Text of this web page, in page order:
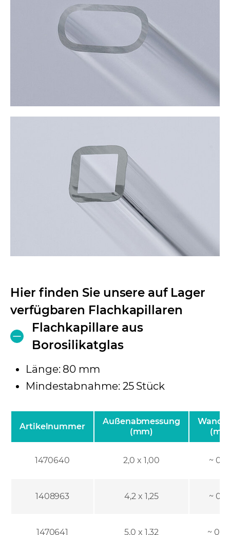
Hier finden Sie unsere auf Lager
verfügbaren Flachkapillaren
Flachkapillare aus
Borosilikatglas
Länge: 80 mm
Mindestabnahme: 25 Stück
Artikelnummer
Außenabmessung
(mm)
1470640 2,0 x 1,00 ~
1408963 4,2 x 1,25 ~
1470641 5,0 x 1,32 ~